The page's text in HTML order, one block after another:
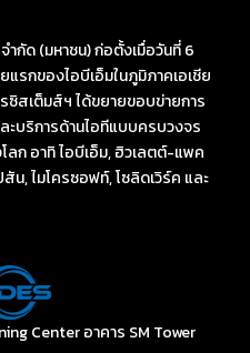
ำกัด (มหาชน) ก่อตั้งเมื่อวันที่ 6
แรกของไอบีเอ็มในภูมิภาคเอเชีย
ซิสเต็มส์ฯ ได้ขยายขอบข่ายการ
ะบริการด้านไอทีแบบครบวงจร
ก อาทิ ไอบีเอ็ม, ฮิวเลตต์-แพค
สัน, ไมโครซอฟท์, โซลิดเวิร์ค และ
Center อาคาร SM Tower